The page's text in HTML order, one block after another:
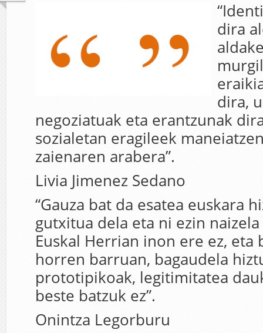
dira
dira,
negoziatuak eta erantzunak
sozialetan eragileek
zaienaren arabera”.
Livia Jimenez Sedano
“Gauza bat da esatea euskara
gutxitua dela eta ni ezin
Euskal Herrian inon ere ez, eta
horren barruan, bagaudela
prototipikoak, legitimitatea
beste batzuk ez”.
Onintza Legorburu